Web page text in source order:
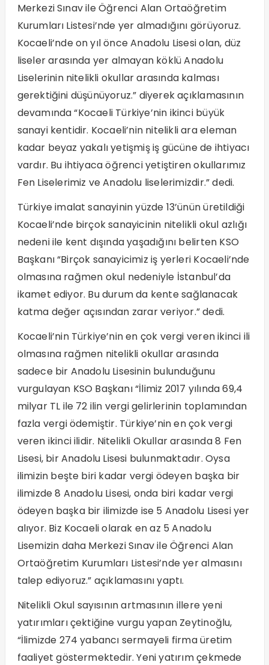
Merkezi Sınav ile Öğrenci Alan Ortaöğretim
Kurumları Listesi’nde yer almadığını görüyoruz.
Kocaeli’nde on yıl önce Anadolu Lisesi olan, düz
liseler arasında yer almayan köklü Anadolu
Liselerinin nitelikli okullar arasında kalması
gerektiğini düşünüyoruz.” diyerek açıklamasının
devamında “Kocaeli Türkiye’nin ikinci büyük
sanayi kentidir. Kocaeli’nin nitelikli ara eleman
kadar beyaz yakalı yetişmiş iş gücüne de ihtiyacı
vardır. Bu ihtiyaca öğrenci yetiştiren okullarımız
Fen Liselerimiz ve Anadolu liselerimizdir.” dedi.
Türkiye imalat sanayinin yüzde 13’ünün üretildiği
Kocaeli’nde birçok sanayicinin nitelikli okul azlığı
nedeni ile kent dışında yaşadığını belirten KSO
Başkanı “Birçok sanayicimiz iş yerleri Kocaeli’nde
olmasına rağmen okul nedeniyle İstanbul’da
ikamet ediyor. Bu durum da kente sağlanacak
katma değer açısından zarar veriyor.” dedi.
Kocaeli’nin Türkiye’nin en çok vergi veren ikinci ili
olmasına rağmen nitelikli okullar arasında
sadece bir Anadolu Lisesinin bulunduğunu
vurgulayan KSO Başkanı “İlimiz 2017 yılında 69,4
milyar TL ile 72 ilin vergi gelirlerinin toplamından
fazla vergi ödemiştir. Türkiye’nin en çok vergi
veren ikinci ilidir. Nitelikli Okullar arasında 8 Fen
Lisesi, bir Anadolu Lisesi bulunmaktadır. Oysa
ilimizin beşte biri kadar vergi ödeyen başka bir
ilimizde 8 Anadolu Lisesi, onda biri kadar vergi
ödeyen başka bir ilimizde ise 5 Anadolu Lisesi yer
alıyor. Biz Kocaeli olarak en az 5 Anadolu
Lisemizin daha Merkezi Sınav ile Öğrenci Alan
Ortaöğretim Kurumları Listesi’nde yer almasını
talep ediyoruz.” açıklamasını yaptı.
Nitelikli Okul sayısının artmasının illere yeni
yatırımları çektiğine vurgu yapan Zeytinoğlu,
“İlimizde 274 yabancı sermayeli firma üretim
faaliyet göstermektedir. Yeni yatırım çekmede